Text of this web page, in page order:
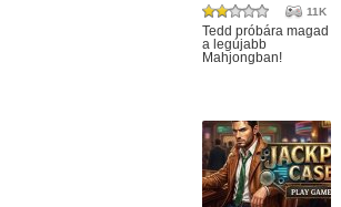
11K
Tedd próbára magad
a legújabb
Mahjongban!